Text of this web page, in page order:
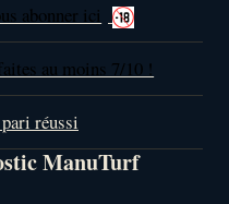
abonner ici
au moins 7/10 !
réussi
ManuTurf